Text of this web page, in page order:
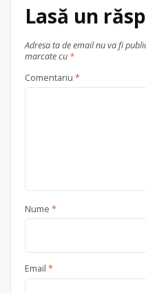
electrocasnice (DEEE) , în
județul
Lasă un
Adresa ta de email nu va fi
marcate cu *
Comentariu *
Nume *
Email *